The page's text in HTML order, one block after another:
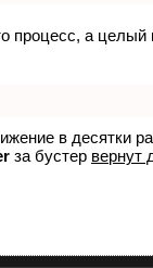
процесс, а
в десятки
за бустер вернут